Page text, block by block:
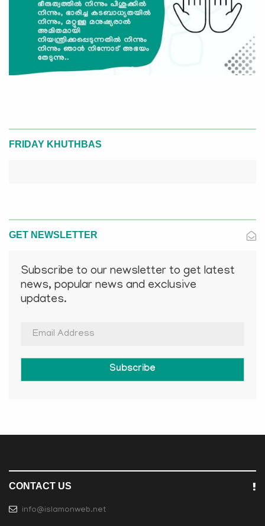
FRIDAY KHUTHBAS
GET NEWSLETTER
Subscribe to our newsletter to get latest
news, popular news and exclusive
updates.
Subscribe
CONTACT US
info@islamonweb.net